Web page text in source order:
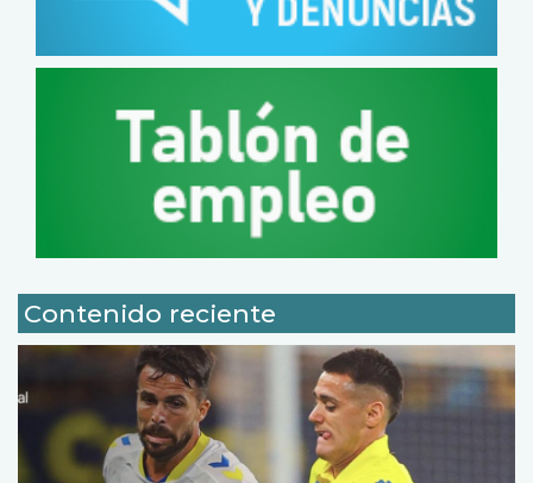
Contenido reciente